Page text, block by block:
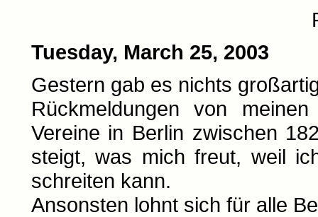
Tuesday, March 25, 2003
Gestern gab es nichts
Rückmeldungen von
Vereine in Berlin zwischen
steigt, was mich freut, weil
schreiten kann.
Ansonsten lohnt sich für alle